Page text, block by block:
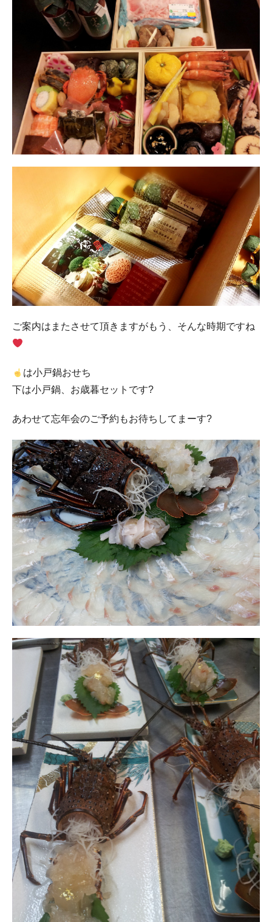
ご案内はまたさせて頂きますがもう、そんな時期ですね
は小戸鍋おせち
下は小戸鍋、お歳暮セットです?
あわせて忘年会のご予約もお待ちしてまーす?